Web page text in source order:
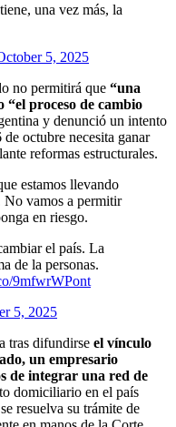
una vez más, la
5, 2025
no permitirá que “una
“el proceso de cambio
y denunció un intento
octubre necesita ganar
reformas estructurales.
estamos llevando
No vamos a permitir
en riesgo.
el país. La
de la personas.
9mfwrWPont
5, 2025
tras difundirse el vínculo
un empresario
de integrar una red de
domiciliario en el país
resuelva su trámite de